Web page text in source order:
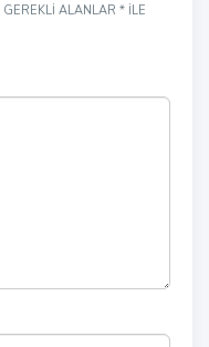
GEREKLI ALANLAR * ILE